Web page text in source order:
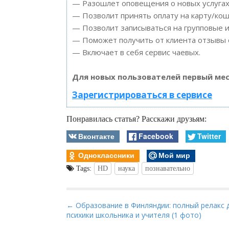
— Разошлет оповещения о новых
— Позволит принять оплату на карту/
— Позволит записываться на групповые
— Поможет получить от клиента отзывы
— Включает в себя сервис чаевых.
Для новых пользователей первый
Зарегистрироваться в сервисе
Понравилась статья? Расскажи друзьям:
Вконтакте Facebook
Twitter
Одноклассники
Мой мир
Tags: HD наука познавательно
P
o
← Образование в Финляндии: полный релакс
психики школьника и учителя (1 фото)